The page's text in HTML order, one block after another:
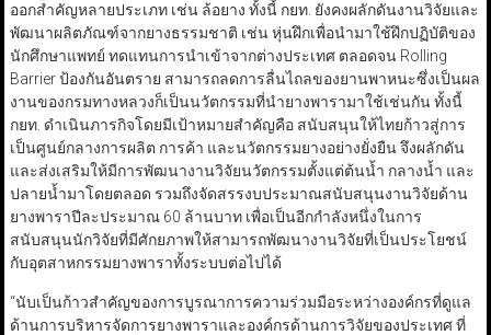
ออกสำคัญหลายประเภท เช่น ล้อยาง ทั้งนี้ กยท. ยังคงผลักดันงานวิจัยและ
พัฒนาผลิตภัณฑ์จากยางธรรมชาติ เช่น หุ่นฝึกเพื่อนำมาใช้ฝึกปฏิบัติของ
นักศึกษาแพทย์ ทดแทนการนำเข้าจากต่างประเทศ ตลอดจน Rolling
Barrier ป้องกันอันตราย สามารถลดการลื่นไถลของยานพาหนะซึ่งเป็นผล
งานของกรมทางหลวงก็เป็นนวัตกรรมที่นำยางพารามาใช้เช่นกัน ทั้งนี้
กยท. ดำเนินภารกิจโดยมีเป้าหมายสำคัญคือ สนับสนุนให้ไทยก้าวสู่การ
เป็นศูนย์กลางการผลิต การค้า และนวัตกรรมยางอย่างยั่งยืน จึงผลักดัน
และส่งเสริมให้มีการพัฒนางานวิจัยนวัตกรรมตั้งแต่ต้นน้ำ กลางน้ำ และ
ปลายน้ำมาโดยตลอด รวมถึงจัดสรรงบประมาณสนับสนุนงานวิจัยด้าน
ยางพาราปีละประมาณ 60 ล้านบาท เพื่อเป็นอีกกำลังหนึ่งในการ
สนับสนุนนักวิจัยที่มีศักยภาพให้สามารถพัฒนางานวิจัยที่เป็นประโยชน์
กับอุตสาหกรรมยางพาราทั้งระบบต่อไปได้
“นับเป็นก้าวสำคัญของการบูรณาการความร่วมมือระหว่างองค์กรที่ดูแล
ด้านการบริหารจัดการยางพาราและองค์กรด้านการวิจัยของประเทศ ที่